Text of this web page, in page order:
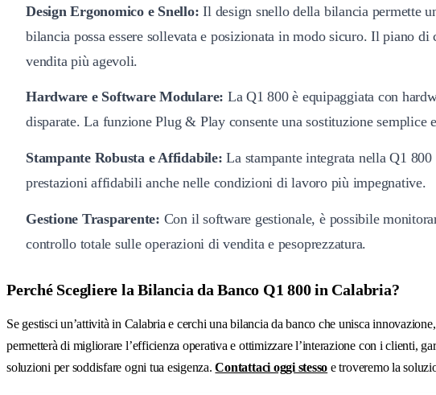
Design Ergonomico e Snello: Il design snello della bilancia permette
bilancia possa essere sollevata e posizionata in modo sicuro. Il piano
vendita più agevoli.
Hardware e Software Modulare: La Q1 800 è equipaggiata con
disparate. La funzione Plug & Play consente una sostituzione
Stampante Robusta e Affidabile: La stampante integrata nella Q1
prestazioni affidabili anche nelle condizioni di lavoro più impegnative.
Gestione Trasparente: Con il software gestionale, è possibile
controllo totale sulle operazioni di vendita e pesoprezzatura.
Perché Scegliere la Bilancia da Banco Q1 800 in Calabria?
Se gestisci un’attività in Calabria e cerchi una bilancia da banco che unisca
permetterà di migliorare l’efficienza operativa e ottimizzare l’interazione con i clienti,
soluzioni per soddisfare ogni tua esigenza.Contattaci oggi stesso e troveremo la